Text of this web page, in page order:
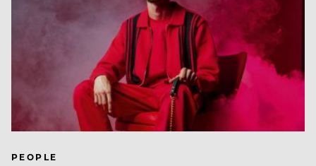
PEOPLE